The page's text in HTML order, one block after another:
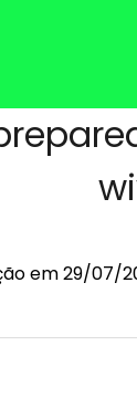
em 29/07/